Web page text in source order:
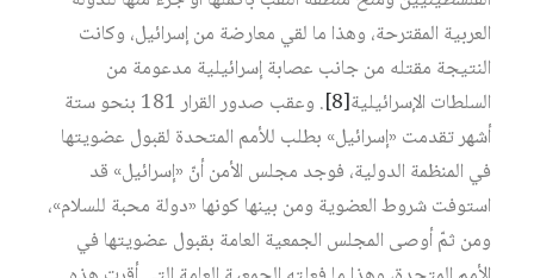
العربية المقترحة، وهذا ما لقي معارضة من إسرائيل، وكانت
النتيجة مقتله من جانب عصابة إسرائيلية مدعومة من
السلطات الإسرائيلية[8]
. وعقب صدور القرار 181 بنحو ستة
أشهر تقدمت «إسرائيل» بطلب للأمم المتحدة لقبول عضويتها
في المنظمة الدولية، فوجد مجلس الأمن أنّ «إسرائيل» قد
استوفت شروط العضوية ومن بينها كونها «دولة محبة للسلام»،
ومن ثمّ أوصى المجلس الجمعية العامة بقبول عضويتها في